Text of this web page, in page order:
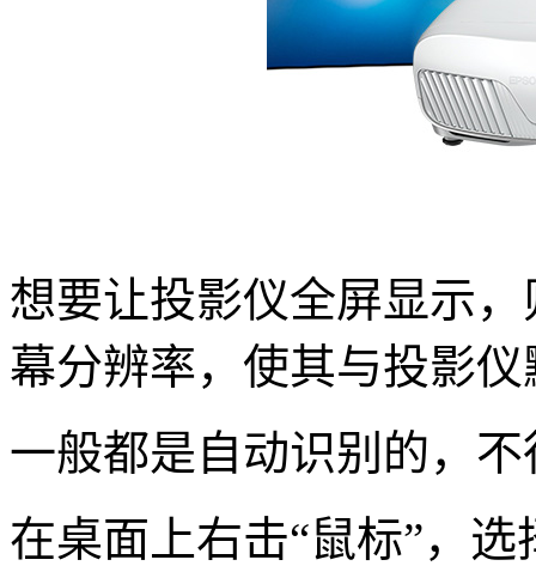
想要让投影仪全屏显示
幕分辨率，使其与投影
一般都是自动识别的，
在桌面上右击“鼠标”，